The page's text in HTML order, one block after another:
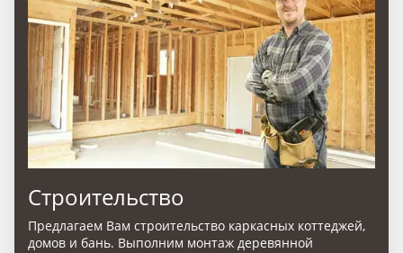
Строительство
Предлагаем Вам строительство каркасных коттеджей,
домов и бань. Выполним монтаж деревянной